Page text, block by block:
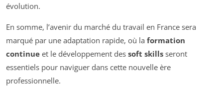
évolution.
En somme, l’avenir du marché du travail en France sera
marqué par une adaptation rapide, où la formation
continue et le développement des soft skills seront
essentiels pour naviguer dans cette nouvelle ère
professionnelle.